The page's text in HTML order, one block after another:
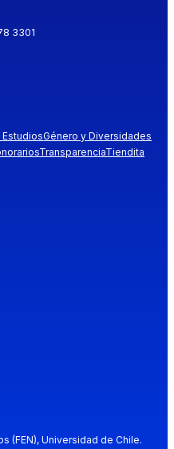
3301
Género y Diversidades
TransparenciaTiendita
(FEN), Universidad de Chile.